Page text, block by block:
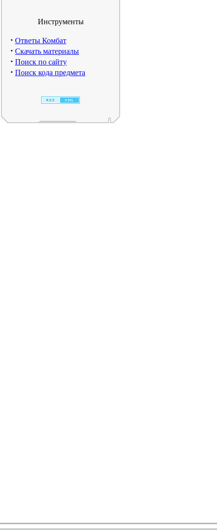
Инструменты
· Ответы Комбат
· Скачать материалы
· Поиск по сайту
· Поиск кода предмета